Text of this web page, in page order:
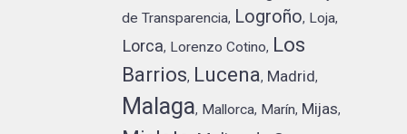
de Transparencia, Logroño, Loja,
Lorca, Lorenzo Cotino, Los
Barrios, Lucena, Madrid,
Malaga, Mallorca, Marín, Mijas,